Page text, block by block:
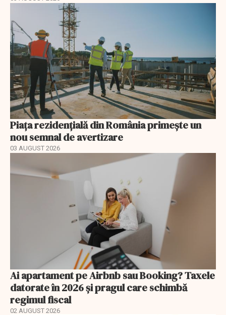
Piața rezidențială din România primește un
nou semnal de avertizare
03 AUGUST 2026
Ai apartament pe Airbnb sau Booking? Taxele
datorate în 2026 și pragul care schimbă
regimul fiscal
02 AUGUST 2026